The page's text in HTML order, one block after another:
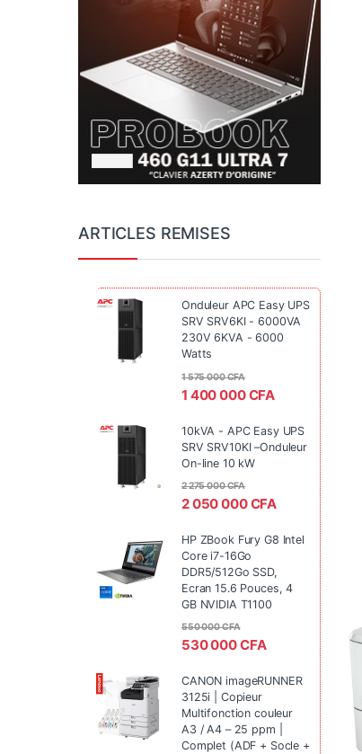
ARTICLES REMISES
Onduleur APC Easy UPS
SRV SRV6KI - 6000VA
230V 6KVA - 6000
Watts
1 400 000CFA
1 575 000CFA
10kVA - APC Easy UPS
SRV SRV10KI –Onduleur
On-line 10 kW
2 050 000CFA
2 275 000CFA
HP ZBook Fury G8 Intel
Core i7-16Go
DDR5/512Go SSD,
Ecran 15.6 Pouces, 4
GB NVIDIA T1100
530 000CFA
550 000CFA
CANON imageRUNNER
3125i | Copieur
Multifonction couleur
A3 / A4 – 25 ppm |
Complet (ADF + Socle +